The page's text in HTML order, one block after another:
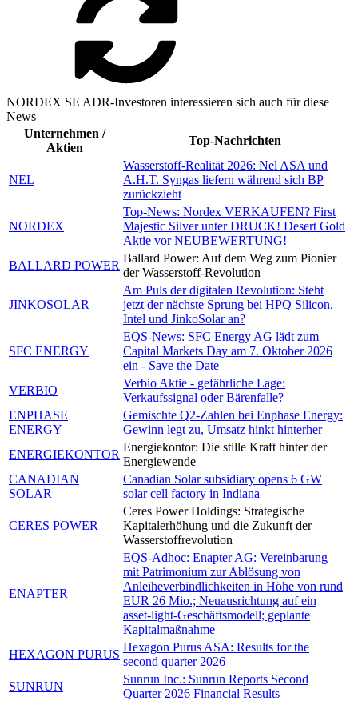
NORDEX SE ADR-Investoren interessieren sich auch für diese
News
Unternehmen /
Aktien
Top-Nachrichten
NEL
Wasserstoff-Realität 2026: Nel ASA und
A.H.T. Syngas liefern während sich BP
zurückzieht
NORDEX
Top-News: Nordex VERKAUFEN? First
Majestic Silver unter DRUCK! Desert Gold
Aktie vor NEUBEWERTUNG!
BALLARD POWER
Ballard Power: Auf dem Weg zum Pionier
der Wasserstoff-Revolution
JINKOSOLAR
Am Puls der digitalen Revolution: Steht
jetzt der nächste Sprung bei HPQ Silicon,
Intel und JinkoSolar an?
SFC ENERGY
EQS-News: SFC Energy AG lädt zum
Capital Markets Day am 7. Oktober 2026
ein - Save the Date
VERBIO
Verbio Aktie - gefährliche Lage:
Verkaufssignal oder Bärenfalle?
ENPHASE
ENERGY
Gemischte Q2-Zahlen bei Enphase Energy:
Gewinn legt zu, Umsatz hinkt hinterher
ENERGIEKONTOR
Energiekontor: Die stille Kraft hinter der
Energiewende
CANADIAN
SOLAR
Canadian Solar subsidiary opens 6 GW
solar cell factory in Indiana
CERES POWER
Ceres Power Holdings: Strategische
Kapitalerhöhung und die Zukunft der
Wasserstoffrevolution
ENAPTER
EQS-Adhoc: Enapter AG: Vereinbarung
mit Patrimonium zur Ablösung von
Anleiheverbindlichkeiten in Höhe von rund
EUR 26 Mio.; Neuausrichtung auf ein
asset-light-Geschäftsmodell; geplante
Kapitalmaßnahme
HEXAGON PURUS
Hexagon Purus ASA: Results for the
second quarter 2026
SUNRUN
Sunrun Inc.: Sunrun Reports Second
Quarter 2026 Financial Results